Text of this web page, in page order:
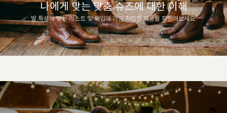
나에게 맞는 맞춤 슈즈에 대한 이해
발 특성에 맞는 라스트 및 쉐입에 가장 적합한 제품을 확인해보세요.